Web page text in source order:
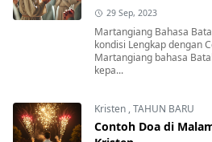
29 Sep, 2023
Martangiang Bahasa
kondisi Lengkap dengan
Martangiang bahasa
kepa...
Kristen ,TAHUN BARU
Contoh Doa di